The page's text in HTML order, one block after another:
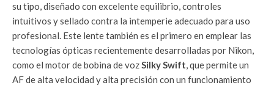
su tipo, diseñado con excelente equilibrio, controles
intuitivos y sellado contra la intemperie adecuado para uso
profesional. Este lente también es el primero en emplear las
tecnologías ópticas recientemente desarrolladas por Nikon,
como el motor de bobina de vozSilky Swift, que permite un
AF de alta velocidad y alta precisión con un funcionamiento